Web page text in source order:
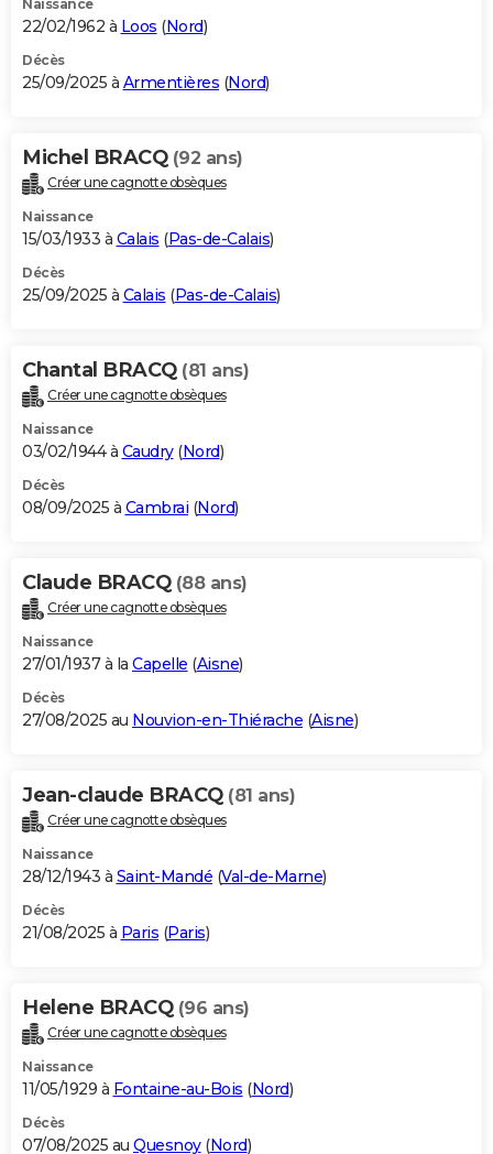
Naissance
22/02/1962 à Loos (Nord)
Décès
25/09/2025 à Armentières (Nord)
Michel BRACQ (92 ans)
Créer une cagnotte obsèques
Naissance
15/03/1933 à Calais (Pas-de-Calais)
Décès
25/09/2025 à Calais (Pas-de-Calais)
Chantal BRACQ (81 ans)
Créer une cagnotte obsèques
Naissance
03/02/1944 à Caudry(Nord)
Décès
08/09/2025 à Cambrai (Nord)
Claude BRACQ (88 ans)
Créer une cagnotte obsèques
Naissance
27/01/1937 à la Capelle (Aisne)
Décès
27/08/2025 au Nouvion-en-Thiérache (Aisne)
Jean-claude BRACQ (81 ans)
Créer une cagnotte obsèques
Naissance
28/12/1943 à Saint-Mandé (Val-de-Marne)
Décès
21/08/2025 à Paris (Paris)
Helene BRACQ (96 ans)
Créer une cagnotte obsèques
Naissance
11/05/1929 à Fontaine-au-Bois (Nord)
Décès
07/08/2025 au Quesnoy(Nord)